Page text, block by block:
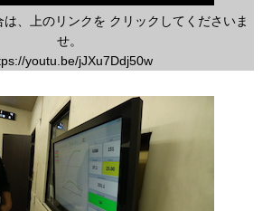
、上のリンクを クリックしてくださいま
せ。
youtu.be/jJXu7Ddj50w